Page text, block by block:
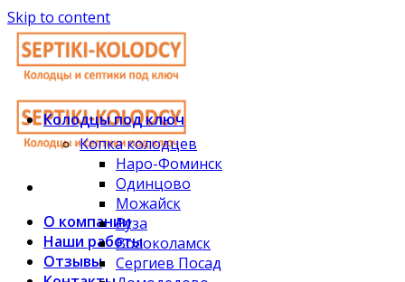
Skip to content
О компании
Наши работы
Отзывы
Колодцы под ключ
Копка колодцев
Наро-Фоминск
Одинцово
Можайск
Руза
Волоколамск
Сергиев Посад